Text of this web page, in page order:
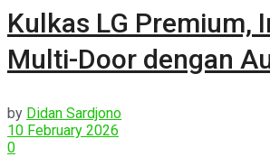
Kulkas LG Premium,
Multi-Door dengan
by Didan Sardjono
10 February 2026
0